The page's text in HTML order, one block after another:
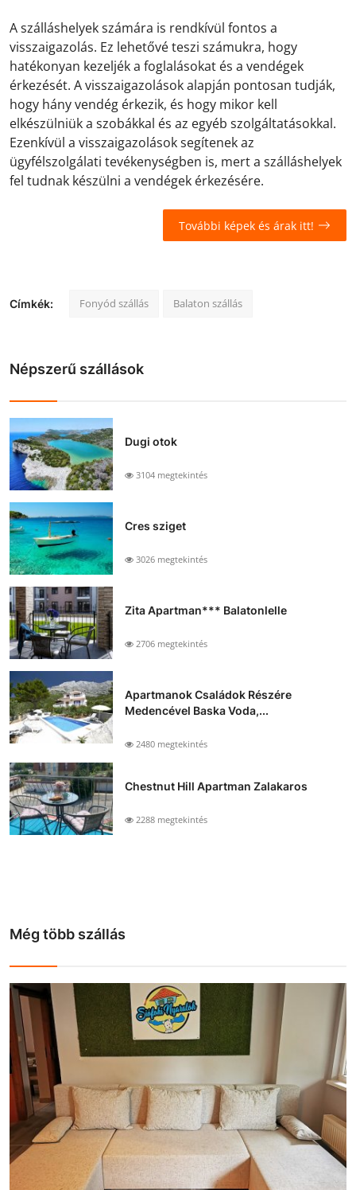
A szálláshelyek számára is rendkívül fontos a
visszaigazolás. Ez lehetővé teszi számukra, hogy
hatékonyan kezeljék a foglalásokat és a vendégek
érkezését. A visszaigazolások alapján pontosan tudják,
hogy hány vendég érkezik, és hogy mikor kell
elkészülniük a szobákkal és az egyéb szolgáltatásokkal.
Ezenkívül a visszaigazolások segítenek az
ügyfélszolgálati tevékenységben is, mert a szálláshelyek
fel tudnak készülni a vendégek érkezésére.
További képek és árak itt!
Címkék: Fonyód szállás Balaton szállás
Népszerű szállások
Dugi otok
3104 megtekintés
Cres sziget
3026 megtekintés
Zita Apartman*** Balatonlelle
2706 megtekintés
Apartmanok Családok Részére
Medencével Baska Voda,...
2480 megtekintés
Chestnut Hill Apartman Zalakaros
2288 megtekintés
Még több szállás